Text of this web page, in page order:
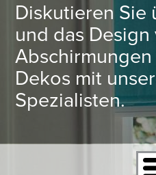
Diskutieren Sie
und das
Dekos mit
Spezialisten.